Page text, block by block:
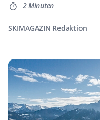
2 Minuten
SKIMAGAZIN Redaktion